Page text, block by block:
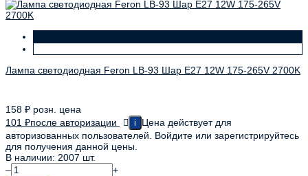
Лампа светодиодная Feron LB-93 Шар E27 12W 175-265V 2700K
158 ₽ розн. цена
101 ₽после авторизации i
Цена действует для
авторизованных пользователей. Войдите или зарегистрируйтесь
для получения данной цены.
В наличии: 2007 шт.
–
+